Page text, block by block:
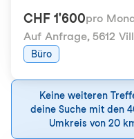
CHF 1'600pro
Auf Anfrage, 5612
Büro
Keine weiteren
deine Suche mit den
Umkreis von 20